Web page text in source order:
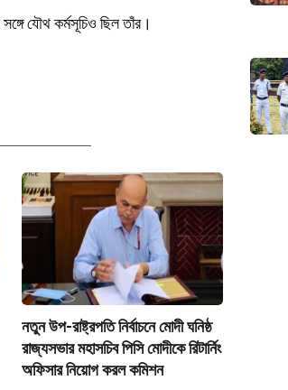
যৌথ কর্মসূচিও ছিল তাঁর।
নতুন উপ-রাষ্ট্রপতি নির্বাচনে মোদী ঘনিষ্ঠ
রাজ্যসভার মহাসচিব পিসি মোদীকে রিটার্নিং
অফিসার নিয়োগ করল কমিশন